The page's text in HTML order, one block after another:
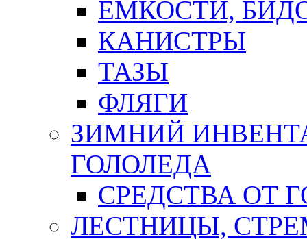
ЕМКОСТИ,
КАНИСТРЫ
ТАЗЫ
ФЛЯГИ
ЗИМНИЙ
ГОЛОЛЕДА
СРЕДСТВА ОТ
ЛЕСТНИЦЫ,